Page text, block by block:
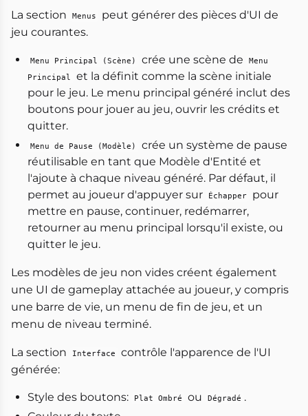
La section Menus
peut générer des pièces d'UI de
jeu courantes.
Menu Principal (Scène) crée une scène de
Menu
Principal
et la définit comme la scène initiale
pour le jeu. Le menu principal généré inclut des
boutons pour jouer au jeu, ouvrir les crédits et
quitter.
Menu de Pause (Modèle)
crée un système de pause
réutilisable en tant que Modèle d'Entité et
l'ajoute à chaque niveau généré. Par défaut, il
permet au joueur d'appuyer sur
Échapper
pour
mettre en pause, continuer, redémarrer,
retourner au menu principal lorsqu'il existe, ou
quitter le jeu.
Les modèles de jeu non vides créent également
une UI de gameplay attachée au joueur, y compris
une barre de vie, un menu de fin de jeu, et un
menu de niveau terminé.
La section Interface
contrôle l'apparence de l'UI
générée:
Style des boutons: Plat Ombré ou Dégradé .